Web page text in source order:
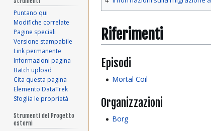
Riferimenti
Episodi
Mortal Coil
Organizzazioni
Borg
Puntano qui
Modifiche correlate
Pagine speciali
Versione stampabile
Link permanente
Informazioni pagina
Batch upload
Cita questa pagina
Elemento DataTrek
Sfoglia le proprietà
Strumenti del Progetto
esterni